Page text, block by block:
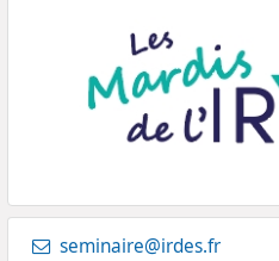
seminaire@irdes.fr